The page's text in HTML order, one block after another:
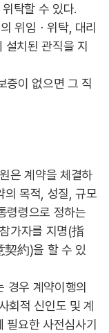
탁할 수 있다.
위임ㆍ위탁, 대리
치된 관직을 지
증이 없으면 그 직
은 계약을 체결하
의 목적, 성질, 규모
령령으로 정하는
가자를 지명(指
契約)을 할 수 있
경우 계약이행의
회적 신인도 및 계
요한 사전심사기